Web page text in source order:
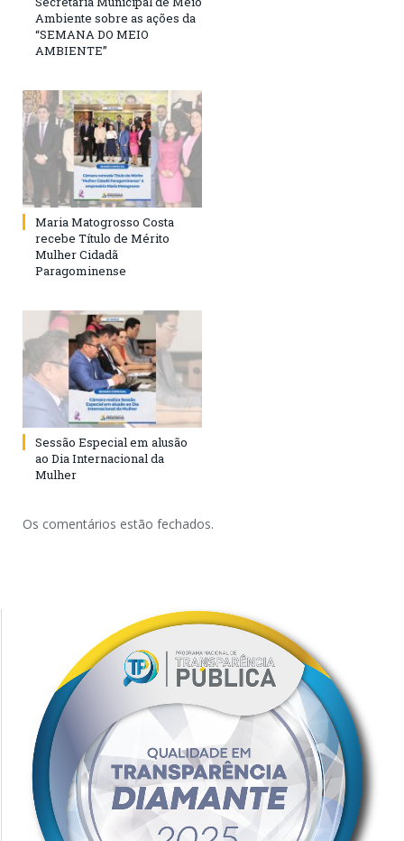
Ambiente sobre as ações da
“SEMANA DO MEIO
AMBIENTE”
Maria Matogrosso Costa
recebe Título de Mérito
Mulher Cidadã
Paragominense
Sessão Especial em alusão
ao Dia Internacional da
Mulher
Os comentários estão fechados.